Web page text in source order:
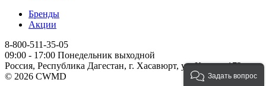
Бренды
Акции
8-800-511-35-05
09:00 - 17:00 Понедельник выходной
Россия, Республика Дагестан, г. Хасавюрт, ул. Кирова 172
© 2026 CWMD
Задать вопрос